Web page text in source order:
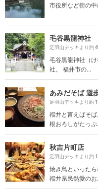
市役所など街の
毛谷黒龍神社
足羽山デッキより約
毛谷黒龍神社（
社。 福井市の...
あみだそば 遊
足羽山デッキより約
福井と言えばそ
根おろしがたっぷ
秋吉片町店
足羽山デッキより約
焼き鳥といった
福井県民熱愛のお